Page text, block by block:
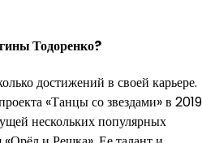
Тодоренко?
достижений в своей карьере.
«Танцы со звездами» в 2019
нескольких популярных